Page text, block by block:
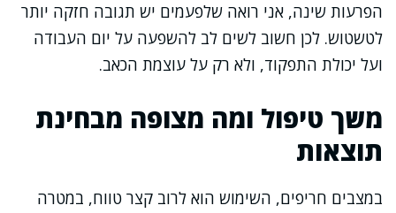
הפרעות שינה, אני רואה שלפעמים יש תגובה חזקה יותר
לטשטוש. לכן חשוב לשים לב להשפעה על יום העבודה
ועל יכולת התפקוד, ולא רק על עוצמת הכאב.
משך טיפול ומה מצופה מבחינת
תוצאות
במצבים חריפים, השימוש הוא לרוב קצר טווח, במטרה